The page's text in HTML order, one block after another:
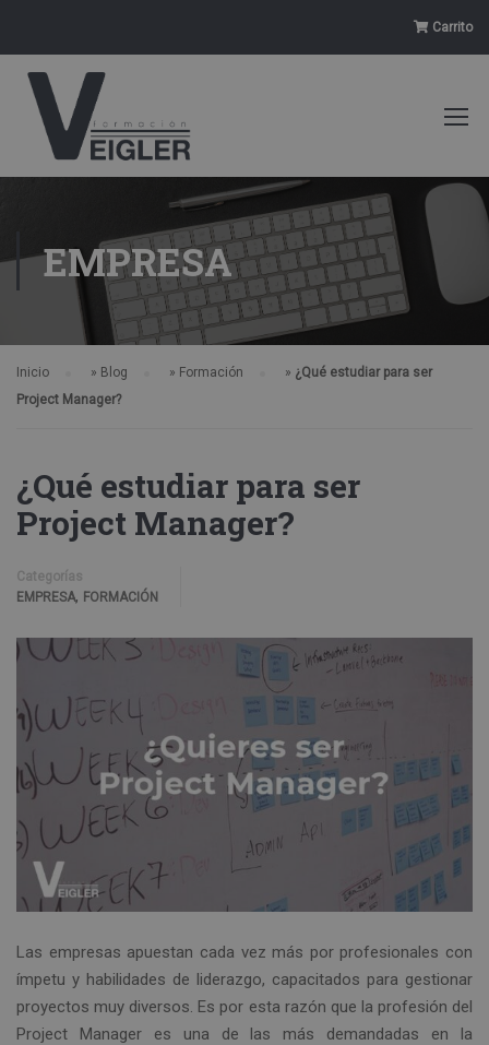
Carrito
EMPRESA
Inicio » Blog » Formación » ¿Qué estudiar para ser
Project Manager?
¿Qué estudiar para ser
Project Manager?
Categorías
EMPRESA, FORMACIÓN
Las empresas apuestan cada vez más por profesionales con
ímpetu y habilidades de liderazgo, capacitados para gestionar
proyectos muy diversos. Es por esta razón que la profesión del
Project Manager es una de las más demandadas en la